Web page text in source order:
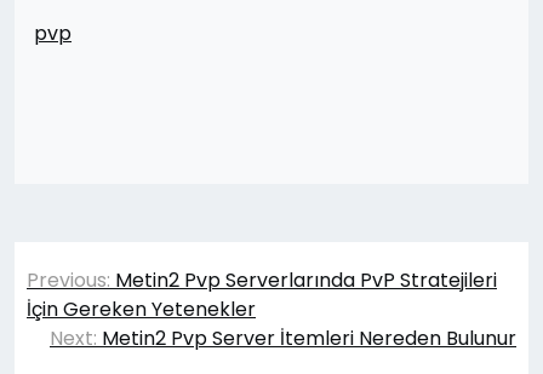
pvp
Yazı
gezinmesi
Previous: Metin2 Pvp Serverlarında PvP Stratejileri
İçin Gereken Yetenekler
Next: Metin2 Pvp Server İtemleri Nereden Bulunur